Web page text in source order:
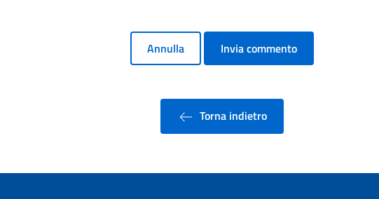
Annulla Invia commento
Torna indietro